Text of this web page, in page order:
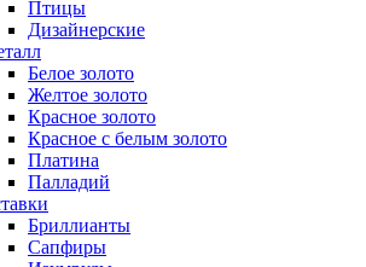
Птицы
Дизайнерские
Белое золото
Желтое золото
Красное золото
Красное с белым золото
Платина
Палладий
Бриллианты
Сапфиры